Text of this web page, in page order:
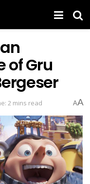
of Gru
2 mins read AA